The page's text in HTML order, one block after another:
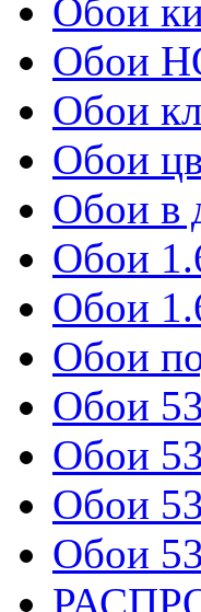
Обои
Обои
Обои
Обои
Обои в
Обои
Обои
Обои
Обои
Обои
Обои
Обои